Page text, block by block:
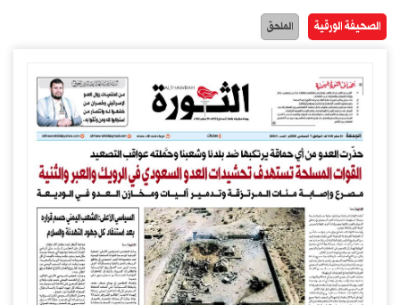
الصحيفة الورقية الملحق